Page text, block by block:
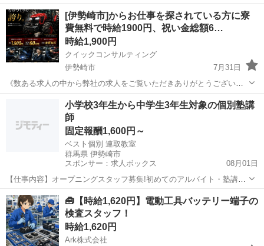
す!!】 全国に様々な求人を5万件以上取り扱っておりご希望条件やご状
況に応じてマッチしそうな求人をご案内いたします!! 応募前に相談だ
けしてみたい方やどんな求...
群馬 伊勢崎市 工場 スタッフ
[伊勢崎市]からお仕事を探されている方に寮
費無料で時給1900円、祝い金総額6…
時給1,900円
クイックコンサルティング
伊勢崎市
7月31日
《数ある求人の中から弊社の求人をご覧いただきありがとうございま
す!!》 全国に様々な求人を5万件以上取り扱っておりご希望条件やご状
況に応じてマッチしそうな求人をご案内いたします!! 応募前に相談だ
けしてみたい方やどんな求...
伊勢崎市 工場 スタッフ
小学校3年生から中学生3年生対象の個別塾講
師
固定報酬1,600円～
ベスト個別 連取教室
群馬県 伊勢崎市
スポンサー：求人ボックス
08月01日
【仕事内容】オープニングスタッフ募集!初めてのアルバイト・塾講師
未経験でもOK!安心の研修制度あり 髪色は黒でなくても大丈夫です! <
髪型・服装規定あり> この求人は職業紹介事業者による紹介求人で
す。 <職業紹介事業者> 会社名:...
アルバイト・パート
🧰【時給1,620円】電動工具バッテリー端子の
検査スタッフ！
時給1,620円
Ark株式会社